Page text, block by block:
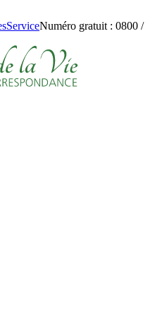
ServiceNuméro gratuit : 0800 /